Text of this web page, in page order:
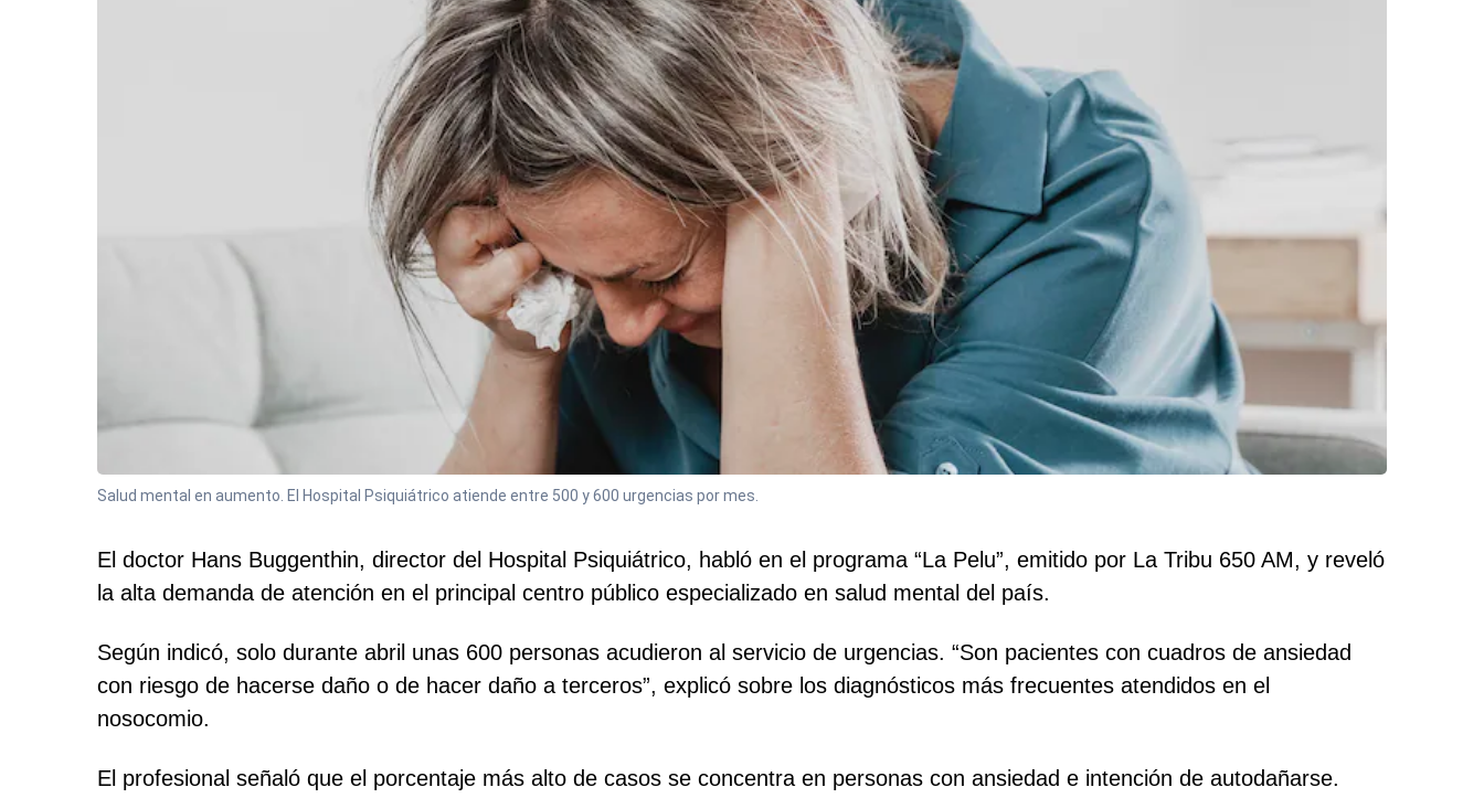
Salud mental en aumento. El Hospital Psiquiátrico atiende entre 500 y 600 urgencias por mes.
El doctor Hans Buggenthin, director del Hospital Psiquiátrico, habló en el programa “La Pelu”, emitido por La Tribu 650 AM, y reveló
la alta demanda de atención en el principal centro público especializado en salud mental del país.
Según indicó, solo durante abril unas 600 personas acudieron al servicio de urgencias. “Son pacientes con cuadros de ansiedad
con riesgo de hacerse daño o de hacer daño a terceros”, explicó sobre los diagnósticos más frecuentes atendidos en el
nosocomio.
El profesional señaló que el porcentaje más alto de casos se concentra en personas con ansiedad e intención de autodañarse.